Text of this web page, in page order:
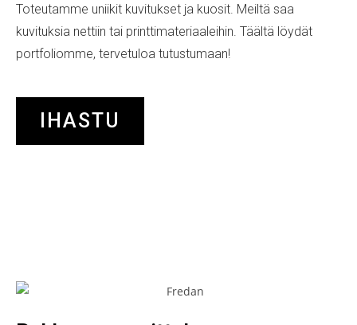
Toteutamme uniikit kuvitukset ja kuosit. Meiltä saa
kuvituksia nettiin tai printtimateriaaleihin. Täältä löydät
portfoliomme, tervetuloa tutustumaan!
IHASTU